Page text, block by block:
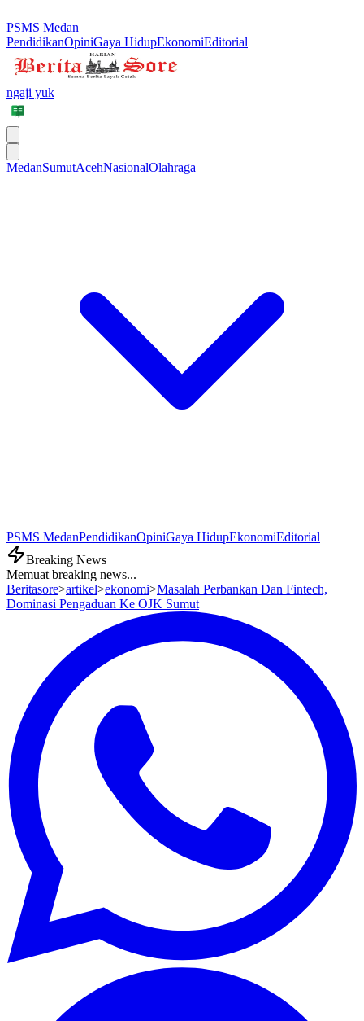
PSMS Medan
PendidikanOpiniGaya HidupEkonomiEditorial
ngaji yuk
MedanSumutAcehNasionalOlahraga
PSMS MedanPendidikanOpiniGaya HidupEkonomiEditorial
Breaking News
Memuat breaking news...
Beritasore>artikel>ekonomi>Masalah Perbankan Dan Fintech,
Dominasi Pengaduan Ke OJK Sumut